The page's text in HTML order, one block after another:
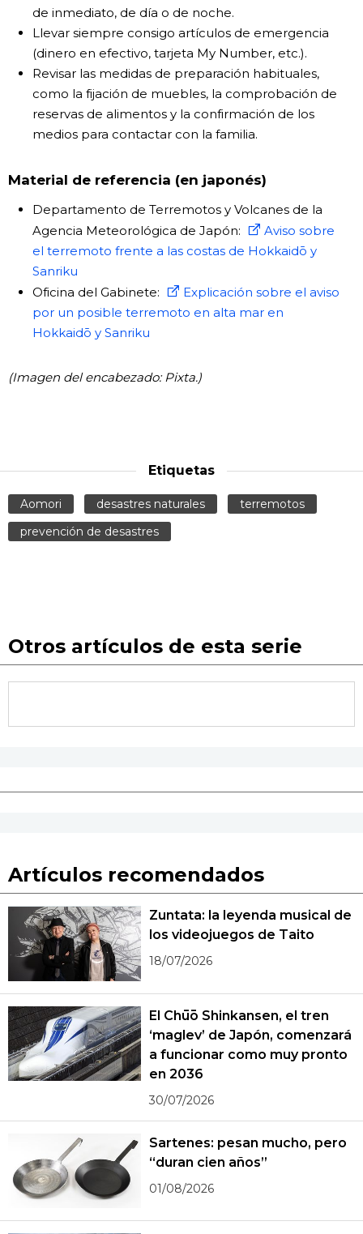
de inmediato, de día o de noche.
Llevar siempre consigo artículos de emergencia
(dinero en efectivo, tarjeta My Number, etc.).
Revisar las medidas de preparación habituales,
como la fijación de muebles, la comprobación de
reservas de alimentos y la confirmación de los
medios para contactar con la familia.
Material de referencia (en japonés)
Departamento de Terremotos y Volcanes de la
Agencia Meteorológica de Japón:
Aviso sobre
el terremoto frente a las costas de Hokkaidō y
Sanriku
Oficina del Gabinete:
Explicación sobre el aviso
por un posible terremoto en alta mar en
Hokkaidō y Sanriku
(Imagen del encabezado: Pixta.)
Etiquetas
Aomori desastres naturales
terremotos
prevención de desastres
Otros artículos de esta serie
Artículos recomendados
Zuntata: la leyenda musical de
los videojuegos de Taito
18/07/2026
El Chūō Shinkansen, el tren
‘maglev’ de Japón, comenzará
a funcionar como muy pronto
en 2036
30/07/2026
Sartenes: pesan mucho, pero
“duran cien años”
01/08/2026